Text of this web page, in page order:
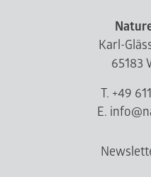
Karl-
65183
T. +49
E.